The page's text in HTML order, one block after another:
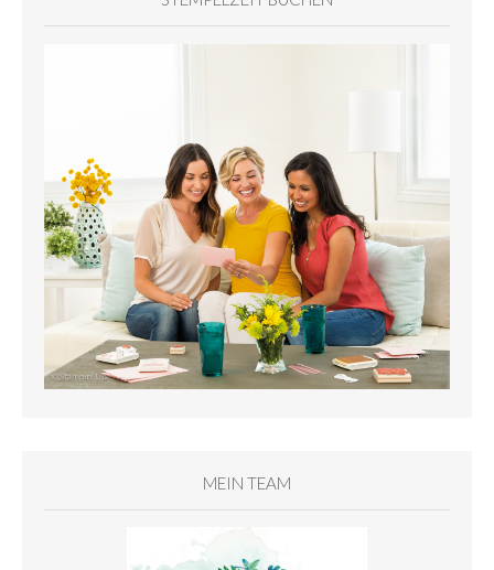
MEIN TEAM